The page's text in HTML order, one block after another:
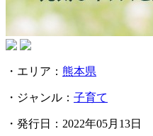
・エリア： 熊本県
・ジャンル： 子育て
・発行日： 2022年05月13日